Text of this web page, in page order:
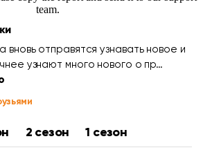
вновь отправятся узнавать новое и
узнают много нового о пр…
2 сезон 1 сезон